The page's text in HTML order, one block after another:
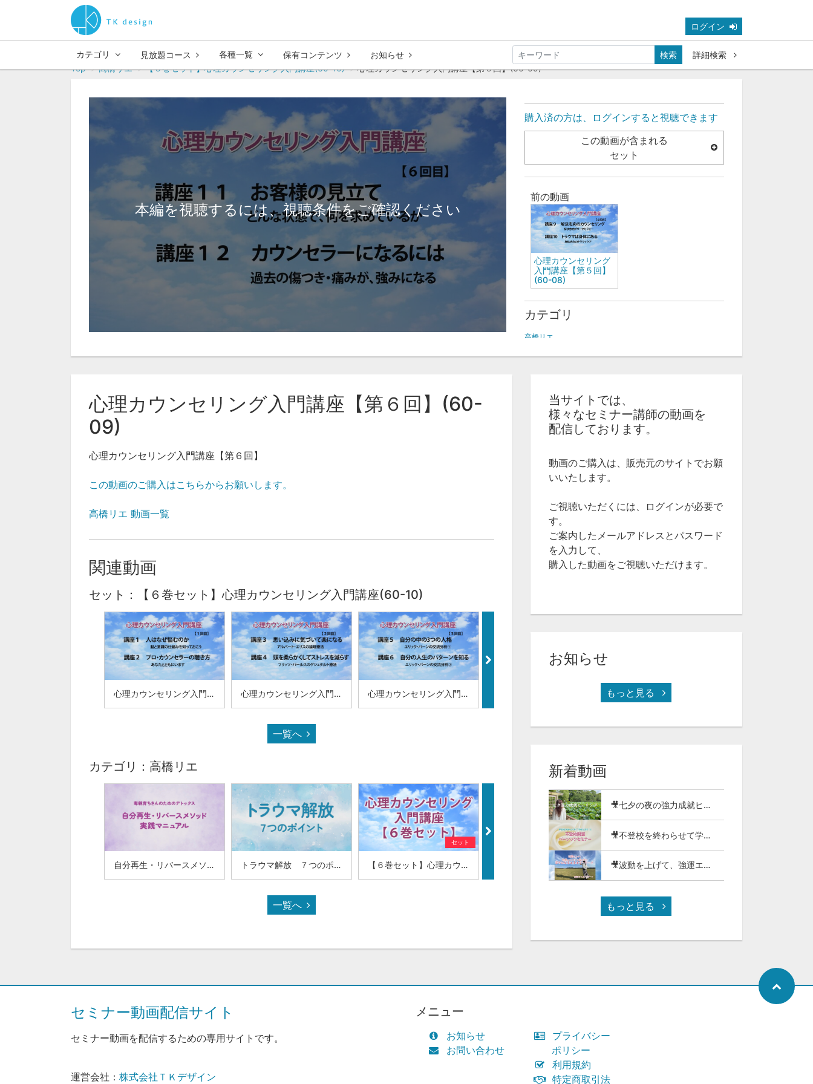
ログイン
カテゴリ 見放題コース 各種一覧 保有コンテンツ お知らせ 検索
詳細検索
Top
高橋リエ 【６巻セット】心理カウンセリング入門講座(60-10) 心理カウンセリング入門講座【第６回】(60-09)
本編を視聴するには、視聴条件をご確認ください
購入済の方は、ログインすると視聴できます
この動画が含まれる
セット
前の動画
心理カウンセリング
入門講座【第５回】
(60-08)
カテゴリ
高橋リエ
心理カウンセリング入門講座【第６回】(60-
09)
心理カウンセリング入門講座【第６回】
この動画のご購入はこちらからお願いします。
高橋リエ 動画一覧
関連動画
セット：【６巻セット】心理カウンセリング入門講座(60-10)
心理カウンセリング入門講座【第１回】(60-04) 心理カウンセリング入門講座【第２回】(60-05) 心理カウンセリング入門講座【第３回】(60-06)
一覧へ
カテゴリ：高橋リエ
自分再生・リバースメソッド 実践マニュアル（60-15） トラウマ解放 ７つのポイント（60-14）
セット
【６巻セット】心理カウンセリング入門講座(60-10) イライラ病の治し方(60-13)
一覧へ
当サイトでは、
様々なセミナー講師の動画を
配信しております。
動画のご購入は、販売元のサイトでお願
いいたします。
ご視聴いただくには、ログインが必要で
す。
ご案内したメールアドレスとパスワード
を入力して、
購入した動画をご視聴いただけます。
お知らせ
もっと見る
新着動画
🎥七夕の夜の強力成就ヒーリング2026（97-27）
🎥不登校を終わらせて学校に戻そう!不登校問題ベーシックセミナー（116-01）
🎥波動を上げて、強運エネルギーの波に乗り幸せになるエネルギーワーク2025（97-26）
もっと見る
セミナー動画配信サイト
セミナー動画を配信するための専用サイトです。
運営会社： 株式会社ＴＫデザイン
メニュー
お知らせ
お問い合わせ
プライバシー
ポリシー
利用規約
特定商取引法